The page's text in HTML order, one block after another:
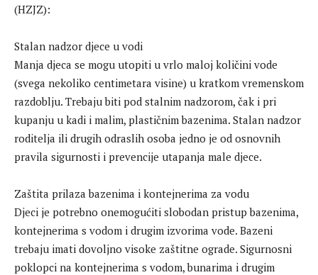
(HZJZ):
Stalan nadzor djece u vodi
Manja djeca se mogu utopiti u vrlo maloj količini vode
(svega nekoliko centimetara visine) u kratkom vremenskom
razdoblju. Trebaju biti pod stalnim nadzorom, čak i pri
kupanju u kadi i malim, plastičnim bazenima. Stalan nadzor
roditelja ili drugih odraslih osoba jedno je od osnovnih
pravila sigurnosti i prevencije utapanja male djece.
Zaštita prilaza bazenima i kontejnerima za vodu
Djeci je potrebno onemogućiti slobodan pristup bazenima,
kontejnerima s vodom i drugim izvorima vode. Bazeni
trebaju imati dovoljno visoke zaštitne ograde. Sigurnosni
poklopci na kontejnerima s vodom, bunarima i drugim